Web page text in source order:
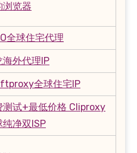
浏览器
全球住宅代理
海外代理IP
全球住宅IP
测试+最低价格 Cliproxy
纯净双ISP